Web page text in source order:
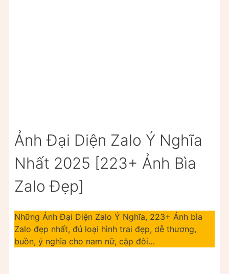
Ảnh Đại Diện Zalo Ý Nghĩa
Nhất 2025 [223+ Ảnh Bìa
Zalo Đẹp]
Những Ảnh Đại Diện Zalo Ý Nghĩa, 223+ Ảnh bìa
Zalo đẹp nhất, đủ loại hình trai đẹp, dễ thương,
buồn, ý nghĩa cho nam nữ, cặp đôi…